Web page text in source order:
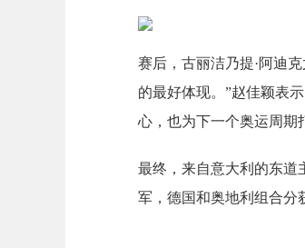
赛后，古丽洁乃提·阿迪
的最好体现。”赵佳颖表
心，也为下一个奥运周期
最终，来自意大利的东道
军，德国和奥地利组合分